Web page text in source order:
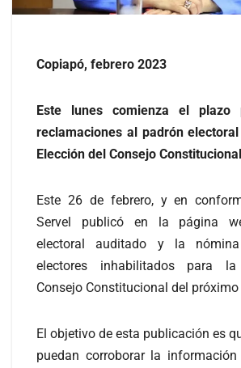
Copiapó, febrero 2023
Este lunes comienza el plazo
reclamaciones al padrón
Elección del Consejo Constitucional
Este 26 de febrero, y en
Servel publicó en la página
electoral auditado y la
electores inhabilitados para
Consejo Constitucional del
El objetivo de esta publicación es
puedan corroborar la información